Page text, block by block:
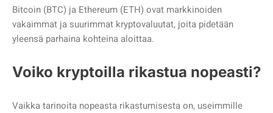
Bitcoin (BTC) ja Ethereum (ETH) ovat markkinoiden
vakaimmat ja suurimmat kryptovaluutat, joita pidetään
yleensä parhaina kohteina aloittaa.
Voiko kryptoilla rikastua nopeasti?
Vaikka tarinoita nopeasta rikastumisesta on, useimmille